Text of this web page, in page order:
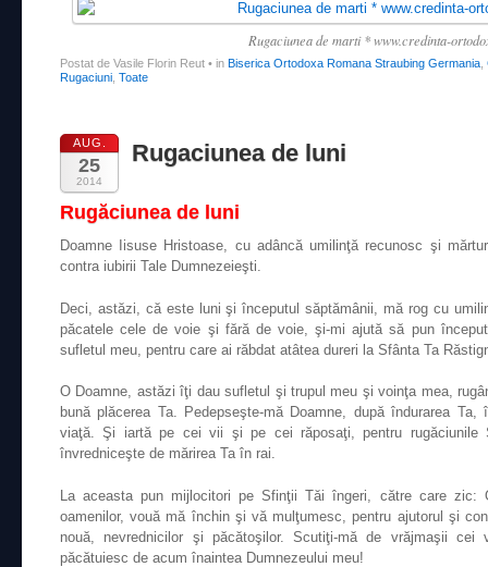
Rugaciunea de marti * www.credinta-
Postat de Vasile Florin Reut • in Biserica Ortodoxa Romana Straubing Germania
Rugaciuni Toate
AUG.
25
2014
Rugaciunea de luni
Rugăciunea de luni
Doamne Iisuse Hristoase, cu adâncă umilinţă recunosc şi
contra iubirii Tale Dumnezeieşti.
Deci, astăzi, că este luni şi începutul săptămânii, mă rog cu
păcatele cele de voie şi fără de voie, şi-mi ajută să pun
sufletul meu, pentru care ai răbdat atâtea dureri la Sfânta Ta
O Doamne, astăzi îţi dau sufletul şi trupul meu şi voinţa mea,
bună plăcerea Ta. Pedepseşte-mă Doamne, după îndurarea
viaţă. Şi iartă pe cei vii şi pe cei răposaţi, pentru
învredniceşte de mărirea Ta în rai.
La aceasta pun mijlocitori pe Sfinţii Tăi îngeri, către care zic:
oamenilor, vouă mă închin şi vă mulţumesc, pentru ajutorul şi
nouă, nevrednicilor şi păcătoşilor. Scutiţi-mă de vrăjmaşii
păcătuiesc de acum înaintea Dumnezeului meu!